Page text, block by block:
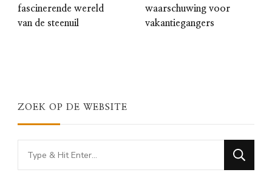
fascinerende wereld
van de steenuil
waarschuwing voor
vakantiegangers
ZOEK OP DE WEBSITE
Looking
for